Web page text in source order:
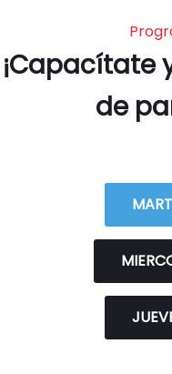
¡Capacítate
de